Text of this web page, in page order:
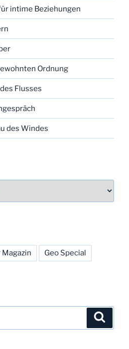
intime Beziehungen
Ordnung
Flusses
des Windes
Magazin Geo Special